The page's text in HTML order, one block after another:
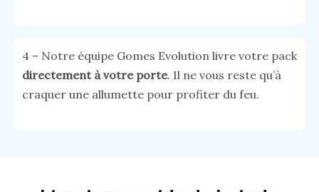
4 – Notre équipe Gomes Evolution livre votre pack
directement à votre porte. Il ne vous reste qu’à
craquer une allumette pour profiter du feu.